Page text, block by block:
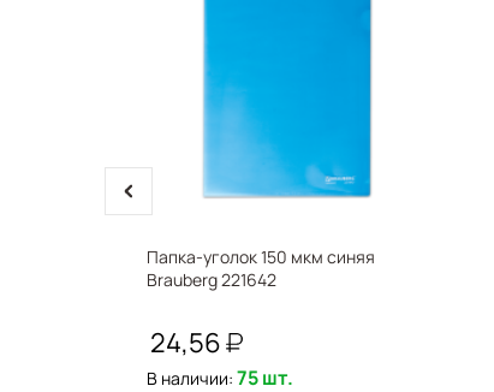
Папка-уголок 150 мкм синяя
Brauberg 221642
24,56
В наличии: 75 шт.
prev